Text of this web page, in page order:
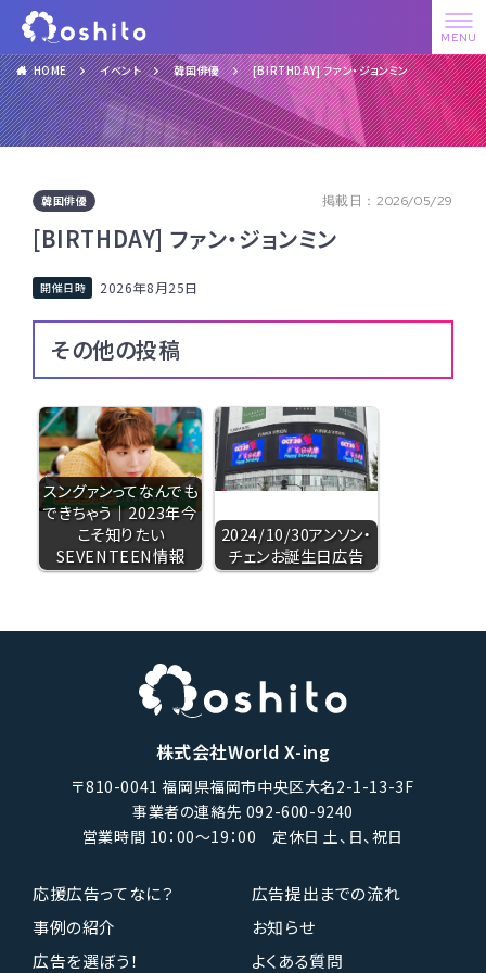
HOME イベント 韓国俳優 [BIRTHDAY] ファン・ジョンミン
韓国俳優 掲載日：2026/05/29
[BIRTHDAY] ファン・ジョンミン
2026年8月25日
その他の投稿
スングァンってなんでも
できちゃう｜2023年今
こそ知りたい
SEVENTEEN情報
2024/10/30アンソン・
チェンお誕生日広告
株式会社World X-ing
〒810-0041 福岡県福岡市中央区大名2-1-13-3F
事業者の連絡先 092-600-9240
営業時間 10：00〜19：00 定休日 土、日、祝日
応援広告ってなに？
広告提出までの流れ
事例の紹介
お知らせ
広告を選ぼう！
よくある質問